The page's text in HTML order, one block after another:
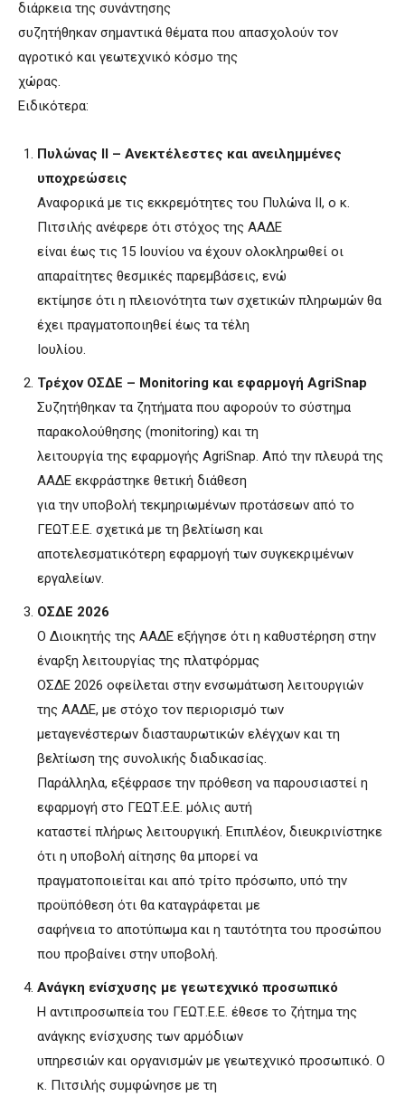
διάρκεια της συνάντησης
συζητήθηκαν σημαντικά θέματα που απασχολούν τον
αγροτικό και γεωτεχνικό κόσμο της
χώρας.
Ειδικότερα:
Πυλώνας ΙΙ – Ανεκτέλεστες και ανειλημμένες
υποχρεώσεις
Αναφορικά με τις εκκρεμότητες του Πυλώνα ΙΙ, ο κ.
Πιτσιλής ανέφερε ότι στόχος της ΑΑΔΕ
είναι έως τις 15 Ιουνίου να έχουν ολοκληρωθεί οι
απαραίτητες θεσμικές παρεμβάσεις, ενώ
εκτίμησε ότι η πλειονότητα των σχετικών πληρωμών θα
έχει πραγματοποιηθεί έως τα τέλη
Ιουλίου.
Τρέχον ΟΣΔΕ – Monitoring και εφαρμογή AgriSnap
Συζητήθηκαν τα ζητήματα που αφορούν το σύστημα
παρακολούθησης (monitoring) και τη
λειτουργία της εφαρμογής AgriSnap. Από την πλευρά της
ΑΑΔΕ εκφράστηκε θετική διάθεση
για την υποβολή τεκμηριωμένων προτάσεων από το
ΓΕΩΤ.Ε.Ε. σχετικά με τη βελτίωση και
αποτελεσματικότερη εφαρμογή των συγκεκριμένων
εργαλείων.
ΟΣΔΕ 2026
Ο Διοικητής της ΑΑΔΕ εξήγησε ότι η καθυστέρηση στην
έναρξη λειτουργίας της πλατφόρμας
ΟΣΔΕ 2026 οφείλεται στην ενσωμάτωση λειτουργιών
της ΑΑΔΕ, με στόχο τον περιορισμό των
μεταγενέστερων διασταυρωτικών ελέγχων και τη
βελτίωση της συνολικής διαδικασίας.
Παράλληλα, εξέφρασε την πρόθεση να παρουσιαστεί η
εφαρμογή στο ΓΕΩΤ.Ε.Ε. μόλις αυτή
καταστεί πλήρως λειτουργική. Επιπλέον, διευκρινίστηκε
ότι η υποβολή αίτησης θα μπορεί να
πραγματοποιείται και από τρίτο πρόσωπο, υπό την
προϋπόθεση ότι θα καταγράφεται με
σαφήνεια το αποτύπωμα και η ταυτότητα του προσώπου
που προβαίνει στην υποβολή.
Ανάγκη ενίσχυσης με γεωτεχνικό προσωπικό
Η αντιπροσωπεία του ΓΕΩΤ.Ε.Ε. έθεσε το ζήτημα της
ανάγκης ενίσχυσης των αρμόδιων
υπηρεσιών και οργανισμών με γεωτεχνικό προσωπικό. Ο
κ. Πιτσιλής συμφώνησε με τη